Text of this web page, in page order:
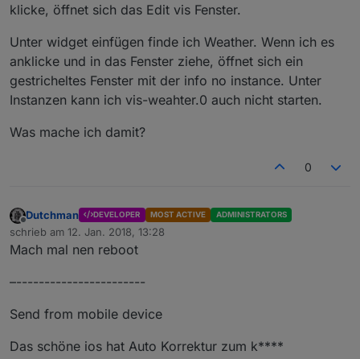
klicke, öffnet sich das Edit vis Fenster.
Unter widget einfügen finde ich Weather. Wenn ich es
anklicke und in das Fenster ziehe, öffnet sich ein
gestricheltes Fenster mit der info no instance. Unter
Instanzen kann ich vis-weahter.0 auch nicht starten.
Was mache ich damit?
0
Offline
Dutchman DEVELOPER MOST ACTIVE ADMINISTRATORS
schrieb am 12. Jan. 2018, 13:28
zuletzt editiert von
Mach mal nen reboot
–-----------------------
Send from mobile device
Das schöne ios hat Auto Korrektur zum k****